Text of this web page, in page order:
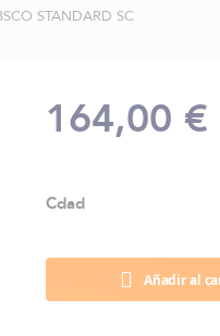
STANDARD SC
164,00 €
Cdad
Añadir al